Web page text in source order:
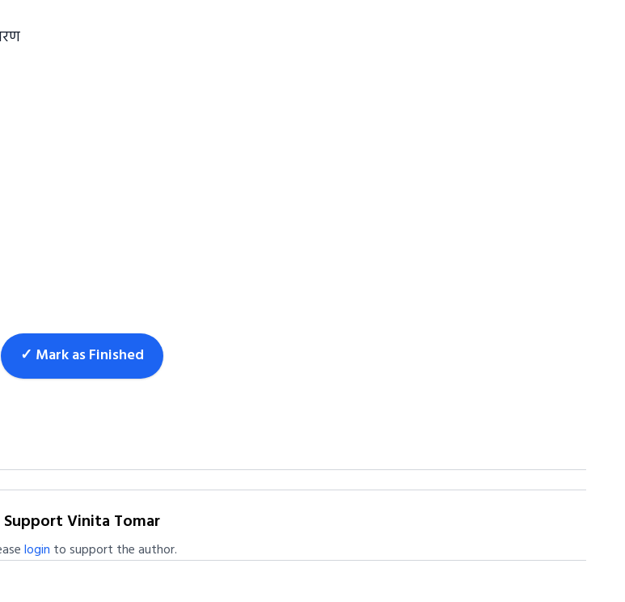
✓ Mark as Finished
Support Vinita Tomar
login to support the author.